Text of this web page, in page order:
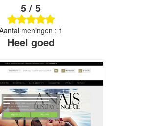
5 / 5
Aantal meningen : 1
Heel goed